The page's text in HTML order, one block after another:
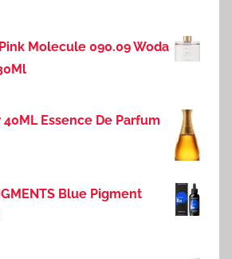
Molecule 090.09 Woda
40ML Essence De Parfum
Blue Pigment